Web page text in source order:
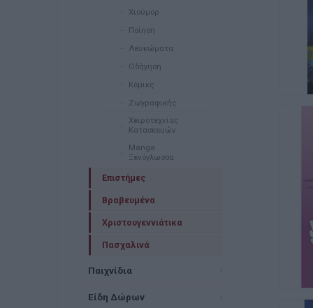
Χιούμορ
Ποίηση
Λευκώματα
Οδήγηση
Κόμικς
Ζωγραφικής
Χειροτεχνίας
Κατασκευών
Manga
Ξενόγλωσσα
Επιστήμες
Βραβευμένα
Χριστουγεννιάτικα
Πασχαλινά
Παιχνίδια
Είδη Δώρων